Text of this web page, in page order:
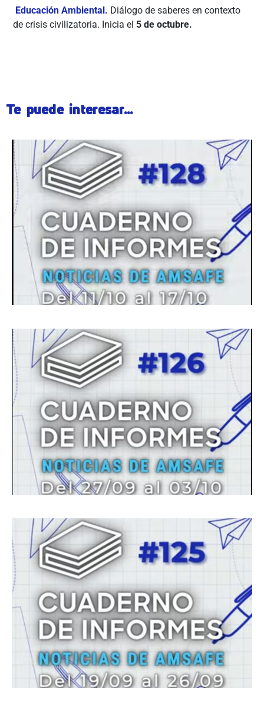
Educación Ambiental. Diálogo de saberes en contexto
de crisis civilizatoria. Inicia el 5 de octubre.
Te puede interesar...